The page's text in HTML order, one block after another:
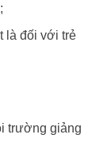
là đối với trẻ
trường giảng